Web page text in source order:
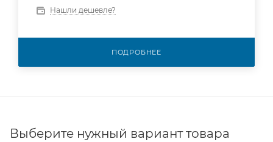
Нашли дешевле?
ПОДРОБНЕЕ
Выберите нужный вариант товара